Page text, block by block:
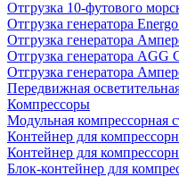
Отгрузка 10-футового
Отгрузка генератора
Отгрузка генератора
Отгрузка генератора AGG
Отгрузка генератора
Передвижная
Компрессоры
Модульная компрессорная
Контейнер для
Контейнер для
Блок-контейнер для